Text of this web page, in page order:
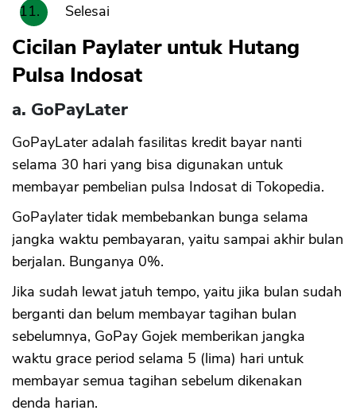
Selesai
Cicilan Paylater untuk Hutang
Pulsa Indosat
a. GoPayLater
GoPayLater adalah fasilitas kredit bayar nanti
selama 30 hari yang bisa digunakan untuk
membayar pembelian pulsa Indosat di Tokopedia.
GoPaylater tidak membebankan bunga selama
jangka waktu pembayaran, yaitu sampai akhir bulan
berjalan. Bunganya 0%.
Jika sudah lewat jatuh tempo, yaitu jika bulan sudah
berganti dan belum membayar tagihan bulan
sebelumnya, GoPay Gojek memberikan jangka
waktu grace period selama 5 (lima) hari untuk
membayar semua tagihan sebelum dikenakan
denda harian.